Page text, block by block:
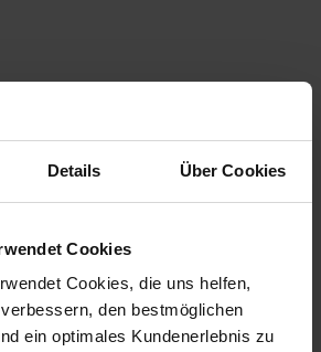
Details Über Cookies
Cookies
Cookies, die uns helfen,
den bestmöglichen
ein optimales Kundenerlebnis zu
électriques
max. par
12 A